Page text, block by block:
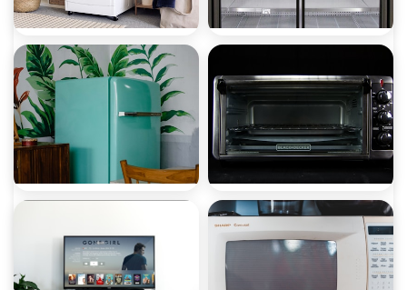
صيانة ثلاجات صيانة غسالات
صيانة ميكروويف صيانة ديب فريزر